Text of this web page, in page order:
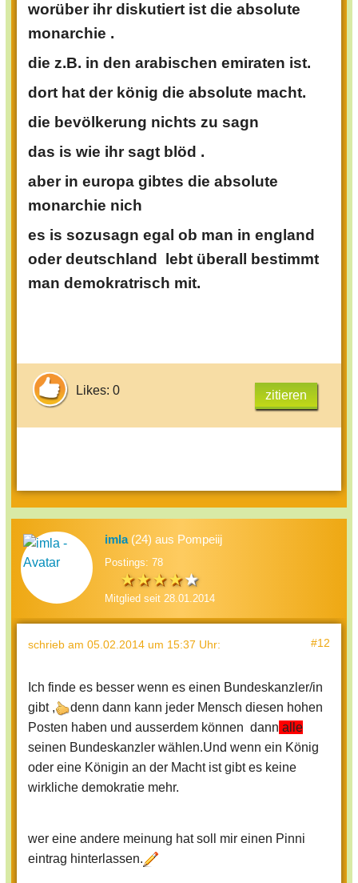
worüber ihr diskutiert ist die absolute
monarchie .
die z.B. in den arabischen emiraten ist.
dort hat der könig die absolute macht.
die bevölkerung nichts zu sagn
das is wie ihr sagt blöd .
aber in europa gibtes die absolute
monarchie nich
es is sozusagn egal ob man in england
oder deutschland lebt überall bestimmt
man demokratrisch mit.
Likes: 0 zitieren
imla(24) aus Pompeiij
Postings: 78
Mitglied seit 28.01.2014
schrieb am 05.02.2014 um 15:37 Uhr: #12
Ich finde es besser wenn es einen Bundeskanzler/in
gibt ,
denn dann kann jeder Mensch diesen hohen
Posten haben und ausserdem können dann alle
seinen Bundeskanzler wählen.Und wenn ein König
oder eine Königin an der Macht ist gibt es keine
wirkliche demokratie mehr.
wer eine andere meinung hat soll mir einen Pinni
eintrag hinterlassen.